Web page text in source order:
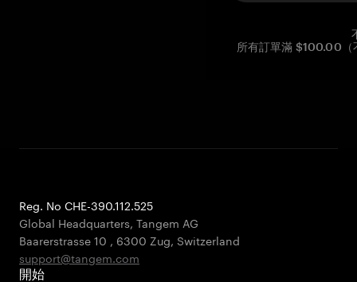
所有訂單滿 $100.00（
Reg. No CHE-390.112.525
Global Headquarters, Tangem AG
Baarerstrasse 10 , 6300 Zug, Switzerland
support@tangem.com
開始